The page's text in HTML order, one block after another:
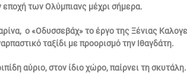
εποχή των Ολύμπιανς μέχρι σήμερα.
ο «Οδυσσεβάχ» το έργο της Ξένιας
ταξίδι με προορισμό την Ιθαγδάτη.
αύριο, στον ίδιο χώρο, παίρνει τη